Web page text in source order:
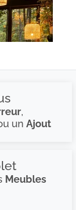
,
un Ajout
Meubles